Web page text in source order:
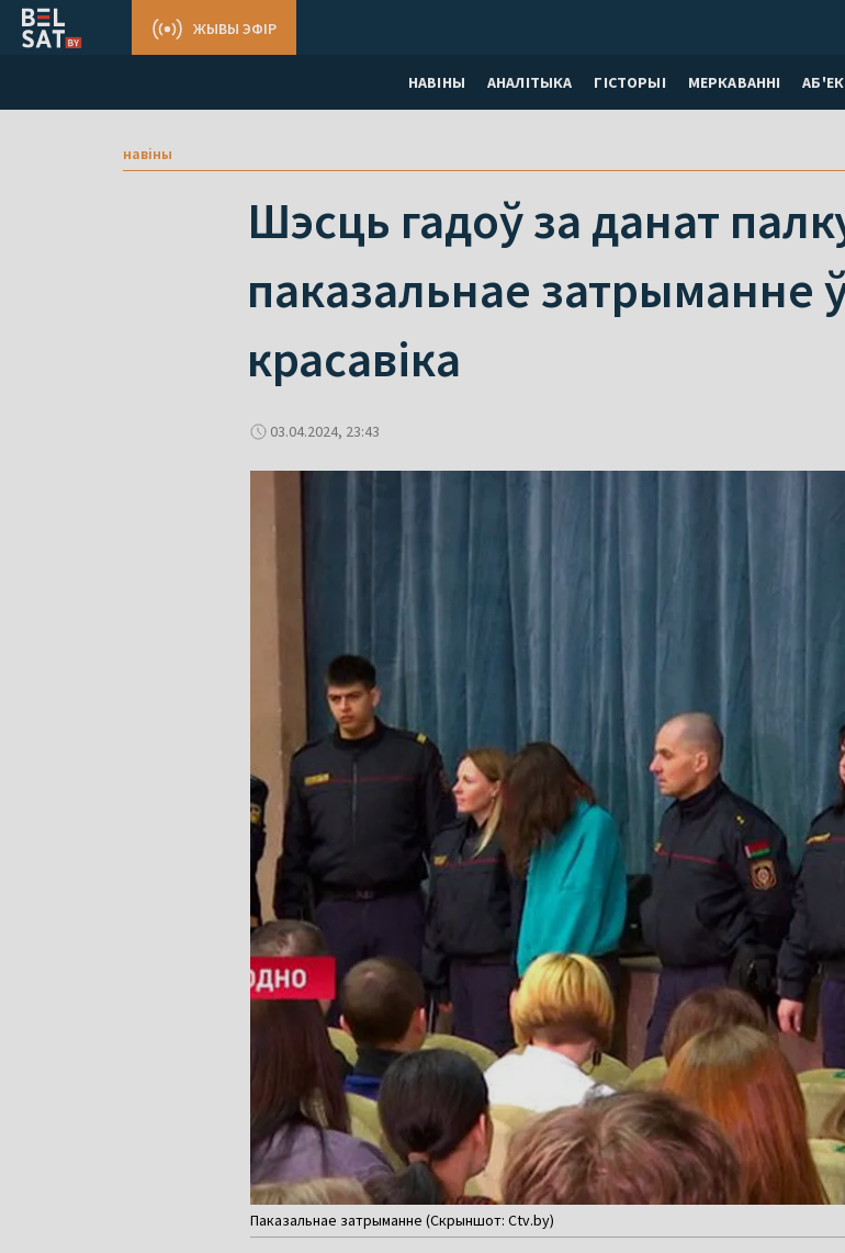
НАВІНЫ АНАЛІТЫКА ГІСТОРЫІ МЕРКАВАННI
ЖЫВЫ ЭФІР
навіны
Шэсць гадоў за данат
паказальнае затрыманне
красавіка
03.04.2024, 23:43
Паказальнае затрыманне (Скрыншот: Ctv.by)